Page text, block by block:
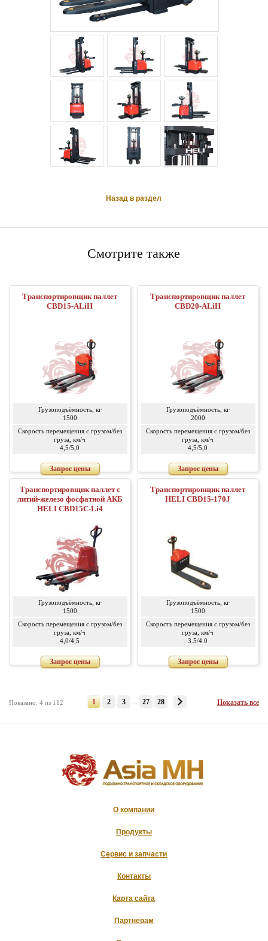
Назад в раздел
Смотрите также
Транспортировщик паллет
CBD15-ALiH
Грузоподъёмность, кг
1500
Скорость перемещения с грузом/без
груза, км/ч
4,5/5,0
Запрос цены
Транспортировщик паллет
CBD20-ALiH
Грузоподъёмность, кг
2000
Скорость перемещения с грузом/без
груза, км/ч
4,5/5,0
Запрос цены
Транспортировщик паллет с
литий-железо фосфатной АКБ
HELI CBD15C-Li4
Грузоподъёмность, кг
1500
Скорость перемещения с грузом/без
груза, км/ч
4,0/4,5
Запрос цены
Транспортировщик паллет
HELI CBD15-170J
Грузоподъёмность, кг
1500
Скорость перемещения с грузом/без
груза, км/ч
3.5/4.0
Запрос цены
Показано: 4 из 112 Показать все
1 2 3 ... 27 28
О компании
Продукты
Сервис и запчасти
Контакты
Карта сайта
Партнерам